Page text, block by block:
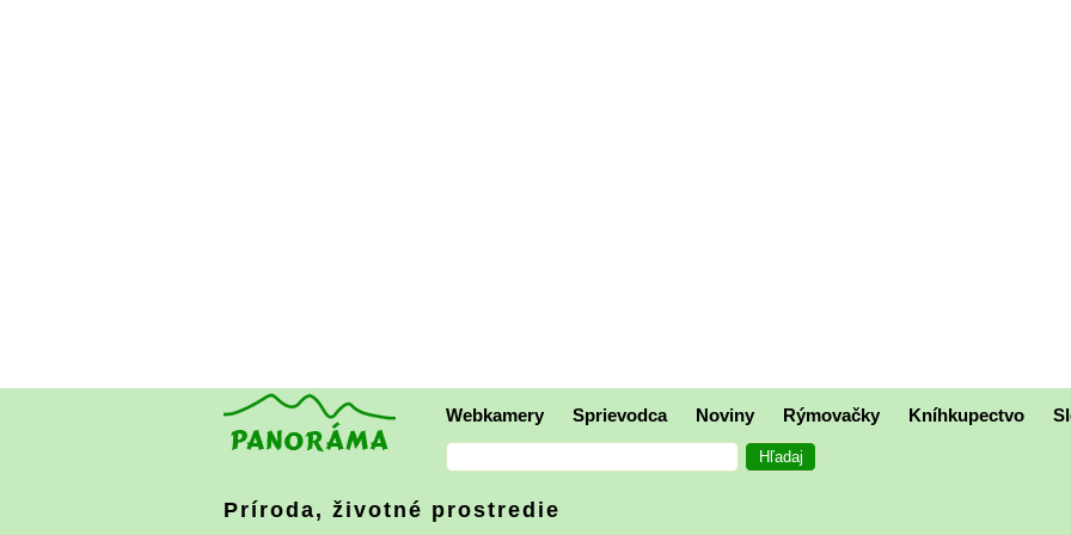
Webkamery Sprievodca Noviny Rýmovačky Kníhkupectvo
Príroda, životné prostredie